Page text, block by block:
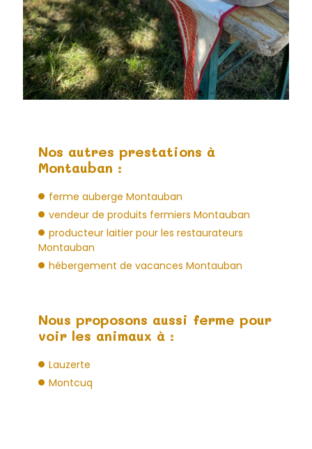
Nos autres prestations à
Montauban :
ferme auberge Montauban
vendeur de produits fermiers Montauban
producteur laitier pour les restaurateurs
Montauban
hébergement de vacances Montauban
Nous proposons aussi ferme pour
voir les animaux à :
Lauzerte
Montcuq